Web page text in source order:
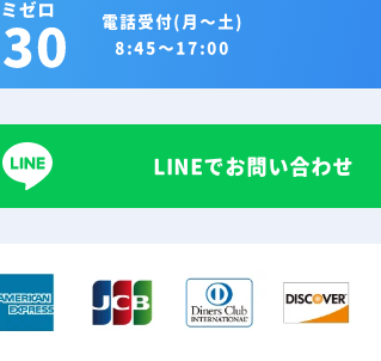
電話受付(月～土)
8:45～17:00
LINEでお問い合わせ